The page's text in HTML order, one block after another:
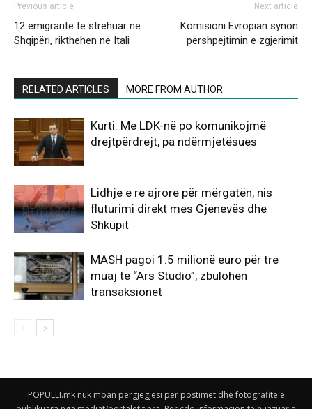
Previous article
12 emigrantë të strehuar në
Shqipëri, rikthehen në Itali
Next article
Komisioni Evropian synon
përshpejtimin e zgjerimit
RELATED ARTICLES MORE FROM AUTHOR
Kurti: Me LDK-në po komunikojmë
drejtpërdrejt, pa ndërmjetësues
Lidhje e re ajrore për mërgatën, nis
fluturimi direkt mes Gjenevës dhe
Shkupit
MASH pagoi 1.5 milionë euro për tre
muaj te “Ars Studio”, zbulohen
transaksionet
POPULLI.mk nuk mban përgjegjësi për postimet dhe fotografitë e